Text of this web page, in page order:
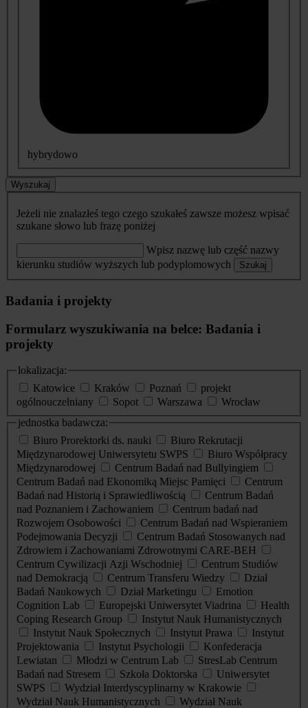
hybrydowo
Wyszukaj
Jeżeli nie znalazłeś tego czego szukałeś zawsze możesz wpisać
szukane słowo lub frazę poniżej
Wpisz nazwę lub część nazwy
kierunku studiów wyższych lub podyplomowych
Szukaj
Badania i projekty
Formularz wyszukiwania na belce: Badania i
projekty
lokalizacja:
Katowice
Kraków Poznań
projekt
ogólnouczelniany
Sopot Warszawa
Wrocław
jednostka badawcza:
Biuro Prorektorki ds. nauki
Biuro Rekrutacji
Międzynarodowej Uniwersytetu SWPS
Biuro Współpracy
Międzynarodowej
Centrum Badań nad Bullyingiem
Centrum Badań nad Ekonomiką Miejsc Pamięci
Centrum
Badań nad Historią i Sprawiedliwością
Centrum Badań
nad Poznaniem i Zachowaniem
Centrum badań nad
Rozwojem Osobowości
Centrum Badań nad Wspieraniem
Podejmowania Decyzji
Centrum Badań Stosowanych nad
Zdrowiem i Zachowaniami Zdrowotnymi CARE-BEH
Centrum Cywilizacji Azji Wschodniej
Centrum Studiów
nad Demokracją
Centrum Transferu Wiedzy
Dział
Badań Naukowych
Dział Marketingu
Emotion
Cognition Lab
Europejski Uniwersytet Viadrina
Health
Coping Research Group
Instytut Nauk Humanistycznych
Instytut Nauk Społecznych
Instytut Prawa
Instytut
Projektowania
Instytut Psychologii
Konfederacja
Lewiatan
Młodzi w Centrum Lab
StresLab Centrum
Badań nad Stresem
Szkoła Doktorska
Uniwersytet
SWPS
Wydział Interdyscyplinarny w Krakowie
Wydział Nauk Humanistycznych
Wydział Nauk